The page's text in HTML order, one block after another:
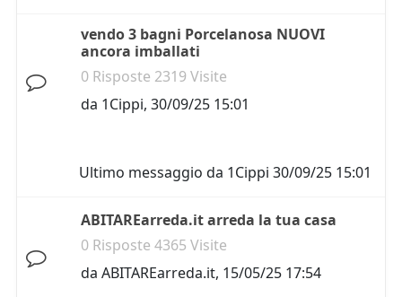
vendo 3 bagni Porcelanosa NUOVI
ancora imballati
0 Risposte 2319 Visite
da 1Cippi, 30/09/25 15:01
Ultimo messaggio da 1Cippi 30/09/25 15:01
ABITAREarreda.it arreda la tua casa
0 Risposte 4365 Visite
da ABITAREarreda.it, 15/05/25 17:54